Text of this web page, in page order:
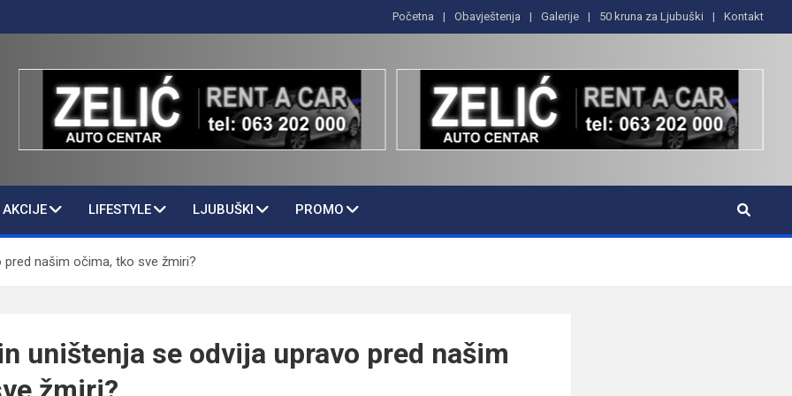
Početna Obavještenja Galerije 50 kruna za Ljubuški Kontakt
LIFESTYLE LJUBUŠKI PROMO
našim očima, tko sve žmiri?
uništenja se odvija upravo pred našim